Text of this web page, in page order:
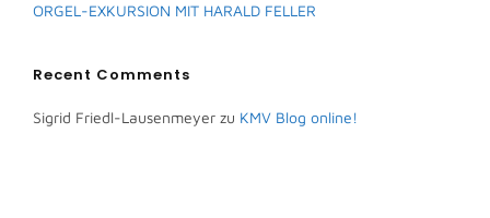
ORGEL-EXKURSION MIT HARALD FELLER
Recent Comments
Sigrid Friedl-Lausenmeyer zu KMV Blog online!